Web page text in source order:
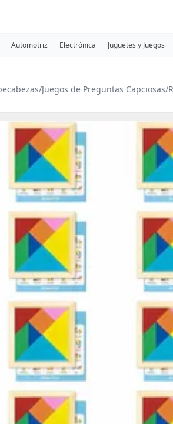
Automotriz Electrónica Juguetes y Juegos
/Juegos de Preguntas Capciosas/